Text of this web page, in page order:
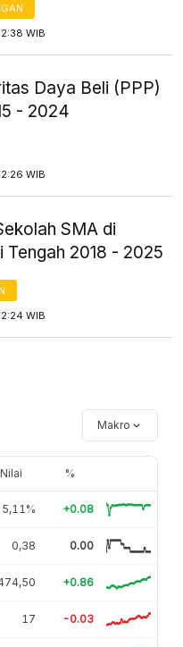
WIB
Daya Beli (PPP)
- 2024
WIB
SMA di
Tengah 2018 - 2025
WIB
Makro
Nilai %
5,11% +0.08
0,38 0.00
+0.86
17 -0.03